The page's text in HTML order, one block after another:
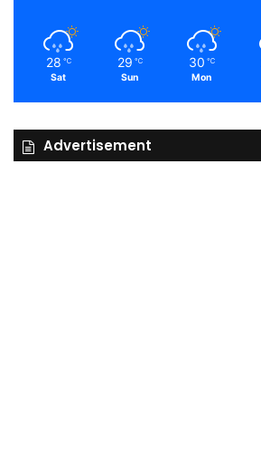
28 ℃
Sat
29 ℃
Sun
30 ℃
Mon
Advertisement